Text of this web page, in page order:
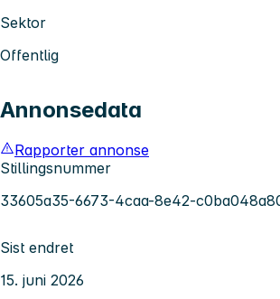
Sektor
Offentlig
Annonsedata
Rapporter annonse
Stillingsnummer
33605a35-6673-4caa-8e42-
Sist endret
15. juni 2026